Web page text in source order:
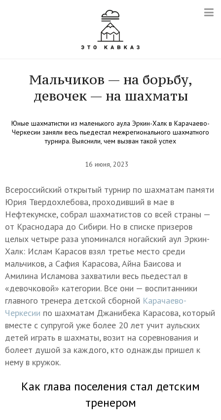
Мальчиков — на борьбу,
девочек — на шахматы
Юные шахматистки из маленького аула Эркин-Халк в Карачаево-
Черкесии заняли весь пьедестал межрегионального шахматного
турнира. Выяснили, чем вызван такой успех
16 июня, 2023
Всероссийский открытый турнир по шахматам памяти
Юрия Твердохлебова, проходивший в мае в
Нефтекумске, собрал шахматистов со всей страны —
от Краснодара до Сибири. Но в списке призеров
целых четыре раза упоминался ногайский аул Эркин-
Халк: Ислам Карасов взял третье место среди
мальчиков, а Сафия Карасова, Айна Баисова и
Амилина Исламова захватили весь пьедестал в
«девочковой» категории. Все они — воспитанники
главного тренера детской сборной Карачаево-
Черкесии по шахматам Джанибека Карасова, который
вместе с супругой уже более 20 лет учит аульских
детей играть в шахматы, возит на соревнования и
болеет душой за каждого, кто однажды пришел к
нему в кружок.
Как глава поселения стал детским
тренером